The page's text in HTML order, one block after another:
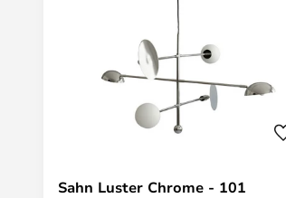
Sahn Luster Chrome - 101